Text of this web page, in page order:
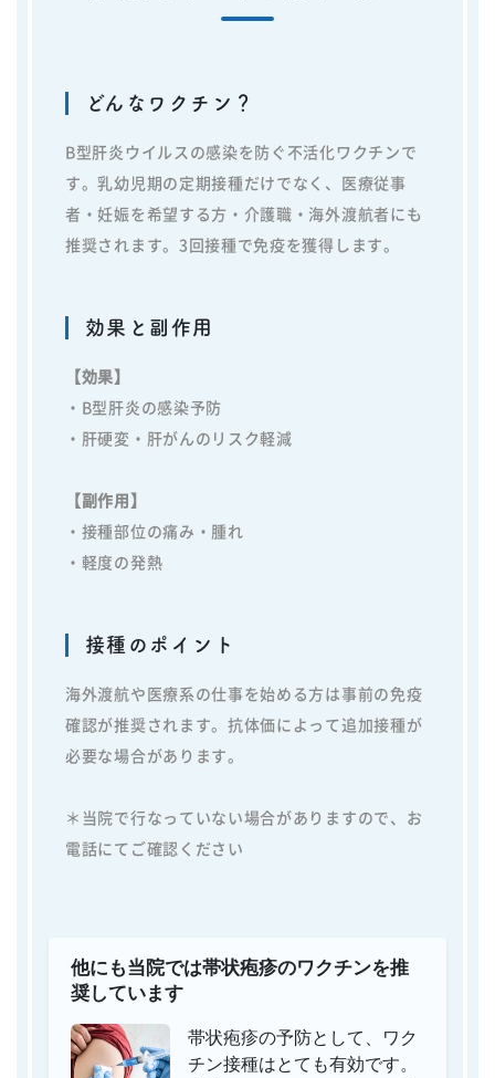
どんなワクチン？
B型肝炎ウイルスの感染を防ぐ不活化ワクチンで
す。乳幼児期の定期接種だけでなく、医療従事
者・妊娠を希望する方・介護職・海外渡航者にも
推奨されます。3回接種で免疫を獲得します。
効果と副作用
【効果】
・B型肝炎の感染予防
・肝硬変・肝がんのリスク軽減
【副作用】
・接種部位の痛み・腫れ
・軽度の発熱
接種のポイント
海外渡航や医療系の仕事を始める方は事前の免疫
確認が推奨されます。抗体価によって追加接種が
必要な場合があります。
＊当院で行なっていない場合がありますので、お
電話にてご確認ください
他にも当院では帯状疱疹のワクチンを推
奨しています
帯状疱疹の予防として、ワク
チン接種はとても有効です。